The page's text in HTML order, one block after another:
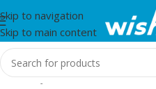
Skip to navigation
Skip to main content
Home/JBL